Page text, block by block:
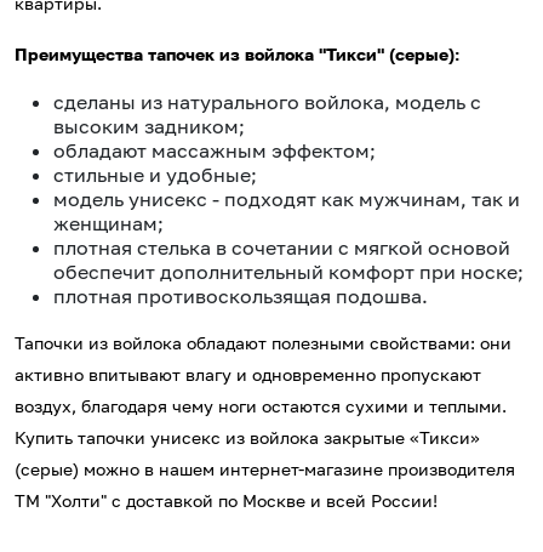
Преимущества тапочек из войлока "Тикси" (серые):
сделаны из натурального войлока, модель с
высоким задником;
обладают массажным эффектом;
стильные и удобные;
модель унисекс - подходят как мужчинам, так и
женщинам;
плотная стелька в сочетании с мягкой основой
обеспечит дополнительный комфорт при носке;
плотная противоскользящая подошва.
Тапочки из войлока обладают полезными свойствами: они
активно впитывают влагу и одновременно пропускают
воздух, благодаря чему ноги остаются сухими и теплыми.
Купить тапочки унисекс из войлока закрытые «Тикси»
(серые) можно в нашем интернет-магазине производителя
ТМ "Холти" с доставкой по Москве и всей России!